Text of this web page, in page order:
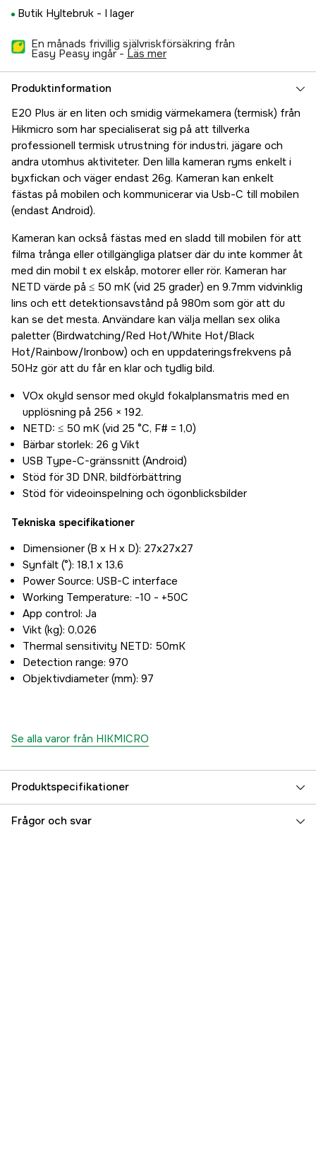
Butik Hyltebruk - I lager
En månads frivillig självriskförsäkring från
Easy Peasy ingår - läs mer
Produktinformation
E20 Plus är en liten och smidig värmekamera (termisk) från
Hikmicro som har specialiserat sig på att tillverka
professionell termisk utrustning för industri, jägare och
andra utomhus aktiviteter. Den lilla kameran ryms enkelt i
byxfickan och väger endast 26g. Kameran kan enkelt
fästas på mobilen och kommunicerar via Usb-C till mobilen
(endast Android).
Kameran kan också fästas med en sladd till mobilen för att
filma trånga eller otillgängliga platser där du inte kommer åt
med din mobil t ex elskåp, motorer eller rör. Kameran har
NETD värde på ≤ 50 mK (vid 25 grader) en 9.7mm vidvinklig
lins och ett detektionsavstånd på 980m som gör att du
kan se det mesta. Användare kan välja mellan sex olika
paletter (Birdwatching/Red Hot/White Hot/Black
Hot/Rainbow/Ironbow) och en uppdateringsfrekvens på
50Hz gör att du får en klar och tydlig bild.
VOx okyld sensor med okyld fokalplansmatris med en
upplösning på 256 × 192.
NETD: ≤ 50 mK (vid 25 °C, F# = 1,0)
Bärbar storlek: 26 g Vikt
USB Type-C-gränssnitt (Android)
Stöd för 3D DNR, bildförbättring
Stöd för videoinspelning och ögonblicksbilder
Tekniska specifikationer
Dimensioner (B x H x D): 27x27x27
Synfält (°): 18,1 x 13,6
Power Source: USB-C interface
Working Temperature: -10 - +50C
App control: Ja
Vikt (kg): 0,026
Thermal sensitivity NETD: 50mK
Detection range: 970
Objektivdiameter (mm): 97
Se alla varor från HIKMICRO
Produktspecifikationer
Wi-Fi no
Frågor och svar